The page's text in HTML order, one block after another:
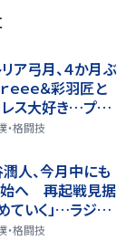
ア弓月、４か月ぶ
ｅｅｅ＆彩羽匠と
ス大好き…プロ
９おおた
・格闘技
潤人、今月中にも
始へ 再起戦見据
ていく」…ラジオ
・格闘技